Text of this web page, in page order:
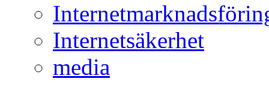
Internetsäkerhet
media